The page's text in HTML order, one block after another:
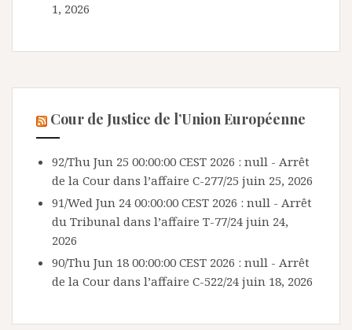
1, 2026
Cour de Justice de l’Union Européenne
92/Thu Jun 25 00:00:00 CEST 2026 : null - Arrêt
de la Cour dans l’affaire C-277/25 juin 25, 2026
91/Wed Jun 24 00:00:00 CEST 2026 : null - Arrêt
du Tribunal dans l’affaire T-77/24 juin 24,
2026
90/Thu Jun 18 00:00:00 CEST 2026 : null - Arrêt
de la Cour dans l’affaire C-522/24 juin 18, 2026